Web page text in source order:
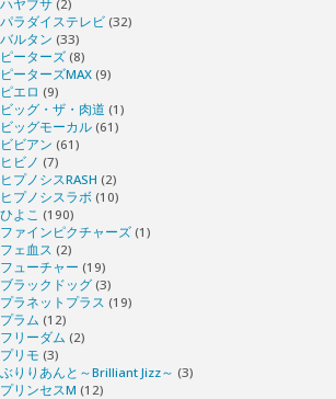
ハヤブサ (2)
パラダイステレビ (32)
バルタン (33)
ピーターズ (8)
ピーターズMAX (9)
ピエロ (9)
ビッグ・ザ・肉道 (1)
ビッグモーカル (61)
ビビアン (61)
ヒビノ (7)
ヒプノシスRASH (2)
ヒプノシスラボ (10)
ひよこ (190)
ファインピクチャーズ (1)
フェ血ス (2)
フューチャー (19)
ブラックドッグ (3)
プラネットプラス (19)
プラム (12)
フリーダム (2)
プリモ (3)
ぶりりあんと～Brilliant Jizz～ (3)
プリンセスM (12)